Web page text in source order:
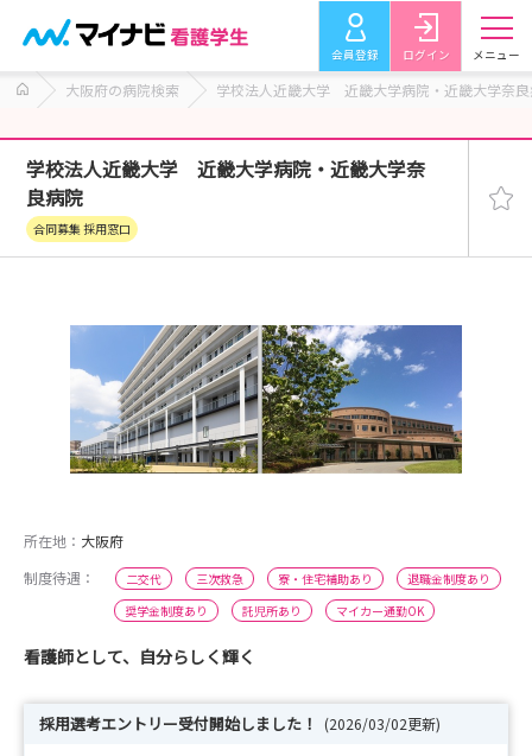
会員登録 ログイン メニュー
大阪府の病院検索 学校法人近畿大学 近畿大学病院・近畿大学奈
学校法人近畿大学 近畿大学病院・近畿大学奈
良病院
合同募集 採用窓口
所在地： 大阪府
制度待遇：
二交代 三次救急 寮・住宅補助あり
退職金制度あり
奨学金制度あり
託児所あり マイカー通勤OK
看護師として、自分らしく輝く
採用選考エントリー受付開始しました！ (2026/03/02更新)